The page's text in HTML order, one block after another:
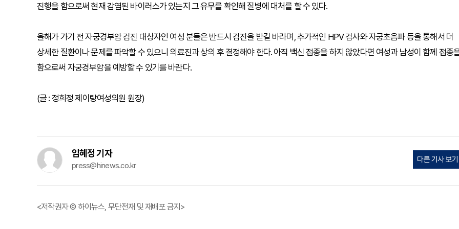
진행을 함으로써 현재 감염된 바이러스가 있는지 그 유무를 확인해 질병에 대처를 할 수 있다.
올해가 가기 전 자궁경부암 검진 대상자인 여성 분들은 반드시 검진을 받길 바라며, 추가적인 HPV 검사와 자궁초음파 등을 통해서 더
상세한 질환이나 문제를 파악할 수 있으니 의료진과 상의 후 결정해야 한다. 아직 백신 접종을 하지 않았다면 여성과 남성이 함께 접종
함으로써 자궁경부암을 예방할 수 있기를 바란다.
(글 : 정희정 제이랑여성의원 원장)
임혜정 기자
press@hinews.co.kr
다른 기사 보기
<저작권자 © 하이뉴스, 무단전재 및 재배포 금지>